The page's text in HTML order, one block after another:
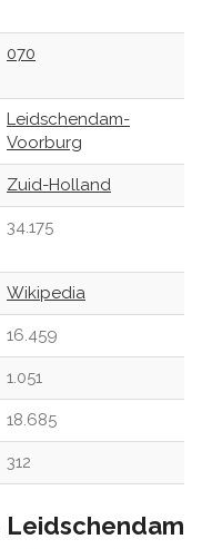
070
Leidschendam-
Voorburg
Zuid-Holland
34.175
Wikipedia
16.459
1.051
18.685
312
Leidschendam